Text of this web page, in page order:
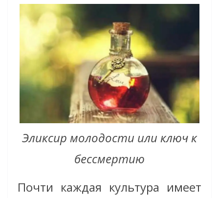
Эликсир молодости или ключ к
бессмертию
Почти каждая культура имеет